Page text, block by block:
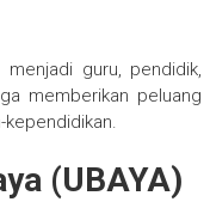
guru, pendidik,
memberikan peluang
(UBAYA)